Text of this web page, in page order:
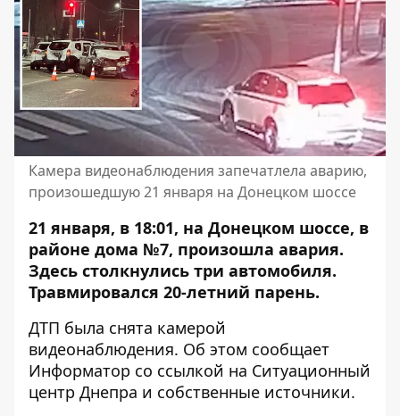
Камера видеонаблюдения запечатлела аварию,
произошедшую 21 января на Донецком шоссе
21 января, в 18:01, на Донецком шоссе, в
районе дома №7, произошла авария.
Здесь столкнулись три автомобиля.
Травмировался 20-летний парень.
ДТП была снята камерой
видеонаблюдения. Об этом сообщает
Информатор со ссылкой на Ситуационный
центр Днепра и собственные источники.